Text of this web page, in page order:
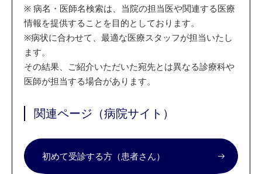
※ 病名・医師名検索は、当院の担当医や関連する医療
情報を提供することを目的としております。
※病状に合わせて、最適な医療スタッフが担当いたし
ます。
その結果、ご紹介いただいた宛先とは異なる診療科や
医師が担当する場合があります。
関連ページ（病院サイト）
初めて受診する方（患者さん）